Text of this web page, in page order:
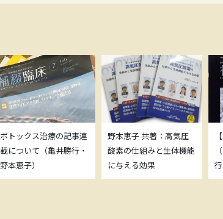
ボトックス治療の記事連
載について（亀井勝行・
野本恵子）
野本恵子 共著：高気圧
酸素の仕組みと生体機能
に与える効果